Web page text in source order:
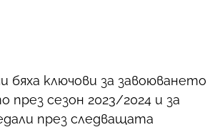
бяха ключови за завоюването
през сезон 2023/2024 и за
през следващата